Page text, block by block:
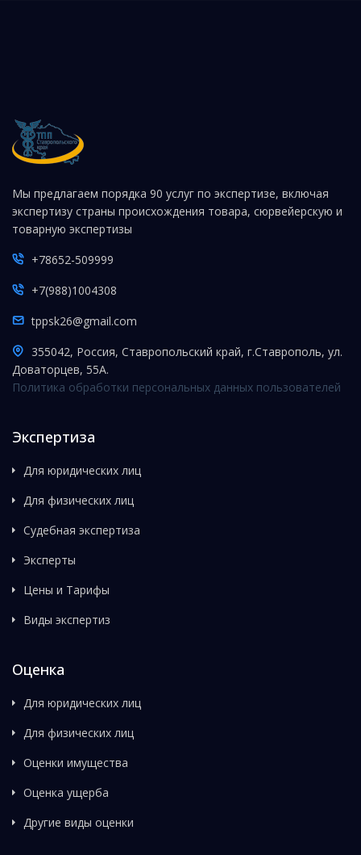
Мы предлагаем порядка 90 услуг по экспертизе, включая
экспертизу страны происхождения товара, сюрвейерскую и
товарную экспертизы
+78652-509999
+7(988)1004308
tppsk26@gmail.com
355042, Россия, Ставропольский край, г.Ставрополь, ул.
Доваторцев, 55А.
Политика обработки персональных данных пользователей
Экспертиза
Для юридических лиц
Для физических лиц
Судебная экспертиза
Эксперты
Цены и Тарифы
Виды экспертиз
Оценка
Для юридических лиц
Для физических лиц
Оценки имущества
Оценка ущерба
Другие виды оценки